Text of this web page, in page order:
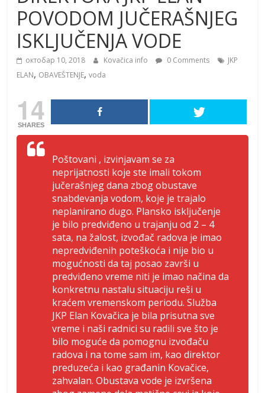
POVODOM JUČERAŠNJEG
ISKLJUČENJA VODE
октобар 10, 2018 Kovačica info 0 Comments
JKP
ELAN, OBAVEŠTENJE,voda
14
SHARES
Poštovani , izvinjavam se za
neprijatnosti koje ste imali tokom
jučerašnjeg dana zbog obustave
snabdevanja vodom, koje je trajalo
neplanirano dugo. Plansko isključenje
je bilo predviđeno u trajanju od 2 – 4
sata, na žalost, izvođač radova je imao
nepredviđenih poteškoća i nije bio u
mogućnosti da taj posao završi u
predviđeno vreme niti je imao načina da
konkretnu nastalu situaciju reši u
kraćem vremenskom periodu. Služba
JKP Elan Kovačica je bila prisutna sve
vreme i naši radnici su radili sve što je
bilo moguće da pomognu izvođaču
radova i na tome sam im, kao direktor
preduzeća i kao građanin Kovačice,
zahvalan. Obustava vode je izvršena